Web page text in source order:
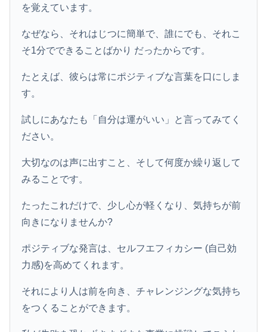
を覚えています。
なぜなら、それはじつに簡単で、誰にでも、それこ
そ1分でできることばかり だったからです。
たとえば、彼らは常にポジティブな言葉を口にしま
す。
試しにあなたも「自分は運がいい」と言ってみてく
ださい。
大切なのは声に出すこと、そして何度か繰り返して
みることです。
たったこれだけで、少し心が軽くなり、気持ちが前
向きになりませんか?
ポジティブな発言は、セルフエフィカシー (自己効
力感)を高めてくれます。
それにより人は前を向き、チャレンジングな気持ち
をつくることができます。